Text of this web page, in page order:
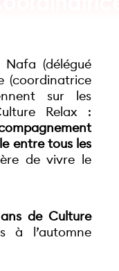
Nafa (délégué
(coordinatrice
sur les
Relax :
entre tous les
de vivre le
de Culture
à l’automne